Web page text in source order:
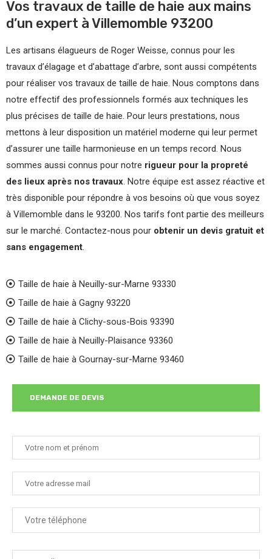
Vos travaux de taille de haie aux mains
d’un expert à Villemomble 93200
Les artisans élagueurs de Roger Weisse, connus pour les
travaux d’élagage et d’abattage d’arbre, sont aussi compétents
pour réaliser vos travaux de taille de haie. Nous comptons dans
notre effectif des professionnels formés aux techniques les
plus précises de taille de haie. Pour leurs prestations, nous
mettons à leur disposition un matériel moderne qui leur permet
d’assurer une taille harmonieuse en un temps record. Nous
sommes aussi connus pour notre rigueur pour la propreté
des lieux après nos travaux . Notre équipe est assez réactive et
très disponible pour répondre à vos besoins où que vous soyez
à Villemomble dans le 93200. Nos tarifs font partie des meilleurs
sur le marché. Contactez-nous pour obtenir un devis gratuit et
sans engagement
Taille de haie à Neuilly-sur-Marne 93330
Taille de haie à Gagny 93220
Taille de haie à Clichy-sous-Bois 93390
Taille de haie à Neuilly-Plaisance 93360
Taille de haie à Gournay-sur-Marne 93460
DEMANDE DE DEVIS